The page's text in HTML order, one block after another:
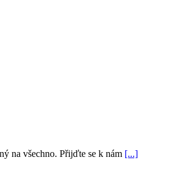
na všechno. Přijďte se k nám [...]